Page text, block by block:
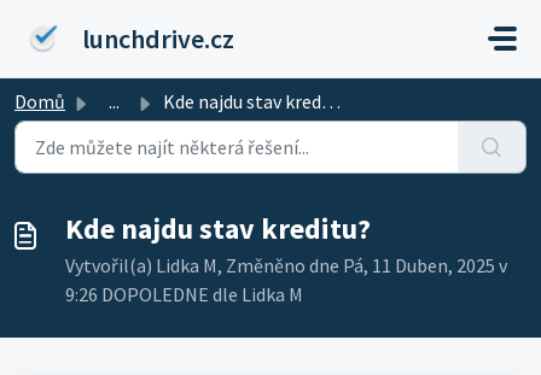
lunchdrive.cz
Domů ... Kde najdu stav kreditu?
Kde najdu stav kreditu?
Vytvořil(a) Lidka M, Změněno dne Pá, 11 Duben, 2025 v
9:26 DOPOLEDNE dle Lidka M